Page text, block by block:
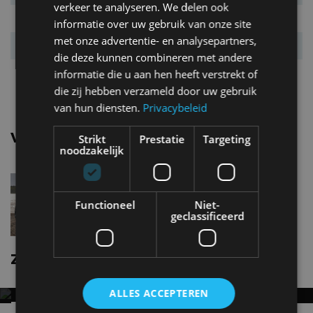
Systeemkoppel 543 Nm
Acc. 0-100 km/u 3,8 s
Topsnelheid 180 km/u
Vergelijkbare uitvoeringen
Zeekr XRWD
Zeekr X nieuws
ZEEKR 9X NAAR EUROPA: 897 PK, ZES
verkeer te analyseren. We delen ook
informatie over uw gebruik van onze site
met onze advertentie- en analysepartners,
die deze kunnen combineren met andere
informatie die u aan hen heeft verstrekt of
die zij hebben verzameld door uw gebruik
van hun diensten. Privacybeleid
Strikt
noodzakelijk
Prestatie Targeting
Functioneel
Niet-
geclassificeerd
ALLES ACCEPTEREN